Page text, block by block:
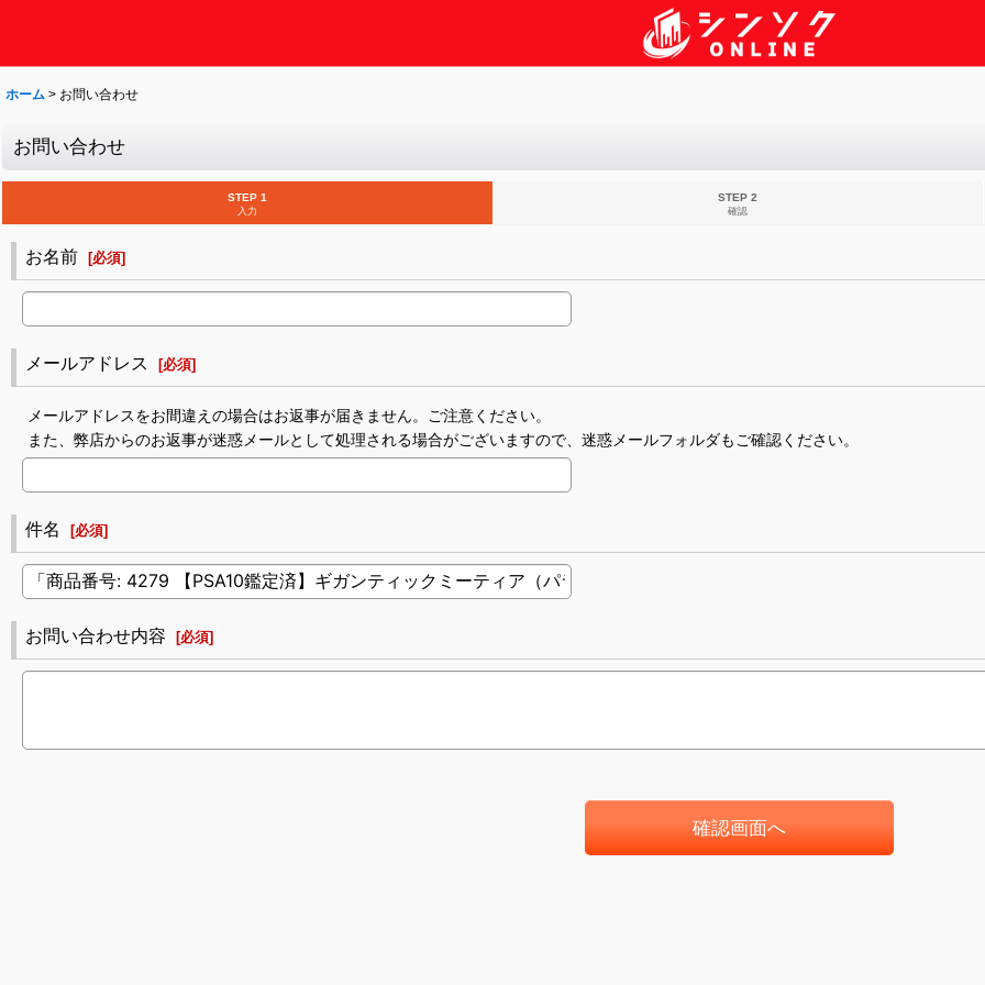
ホーム > お問い合わせ
お問い合わせ
STEP 1
入力
STEP 2
確認
お名前 [必須]
メールアドレス [必須]
メールアドレスをお間違えの場合はお返事が届きません。ご注意ください。
また、弊店からのお返事が迷惑メールとして処理される場合がございますので、迷惑メールフォルダもご確認ください。
件名 [必須]
お問い合わせ内容 [必須]
確認画面へ